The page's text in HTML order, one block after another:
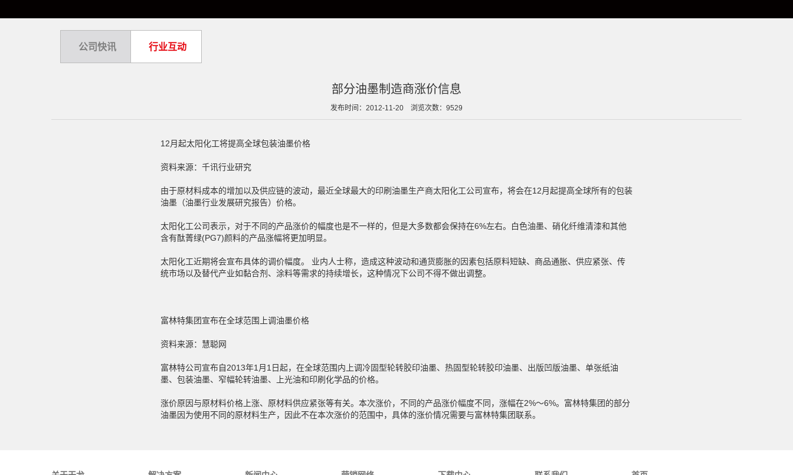
公司快讯 行业互动
部分油墨制造商涨价信息
发布时间：2012-11-20 浏览次数：9529
12月起太阳化工将提高全球包装油墨价格
资料来源：千讯行业研究
由于原材料成本的增加以及供应链的波动，最近全球最大的印刷油墨生产商太阳化工公司宣布，将会在12月起提高全球所有的包装
油墨（油墨行业发展研究报告）价格。
太阳化工公司表示，对于不同的产品涨价的幅度也是不一样的，但是大多数都会保持在6%左右。白色油墨、硝化纤维清漆和其他
含有酞菁绿(PG7)颜料的产品涨幅将更加明显。
太阳化工近期将会宣布具体的调价幅度。 业内人士称，造成这种波动和通货膨胀的因素包括原料短缺、商品通胀、供应紧张、传
统市场以及替代产业如黏合剂、涂料等需求的持续增长，这种情况下公司不得不做出调整。
富林特集团宣布在全球范围上调油墨价格
资料来源：慧聪网
富林特公司宣布自2013年1月1日起，在全球范围内上调冷固型轮转胶印油墨、热固型轮转胶印油墨、出版凹版油墨、单张纸油
墨、包装油墨、窄幅轮转油墨、上光油和印刷化学品的价格。
涨价原因与原材料价格上涨、原材料供应紧张等有关。本次涨价，不同的产品涨价幅度不同，涨幅在2%～6%。富林特集团的部分
油墨因为使用不同的原材料生产，因此不在本次涨价的范围中，具体的涨价情况需要与富林特集团联系。